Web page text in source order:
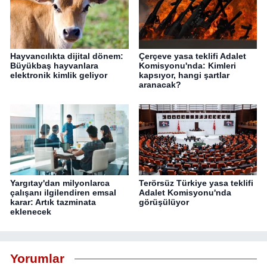
Hayvancılıkta dijital dönem:
Büyükbaş hayvanlara
elektronik kimlik geliyor
Çerçeve yasa teklifi Adalet
Komisyonu'nda: Kimleri
kapsıyor, hangi şartlar
aranacak?
Yargıtay'dan milyonlarca
çalışanı ilgilendiren emsal
karar: Artık tazminata
eklenecek
Terörsüz Türkiye yasa teklifi
Adalet Komisyonu'nda
görüşülüyor
Yorumlar